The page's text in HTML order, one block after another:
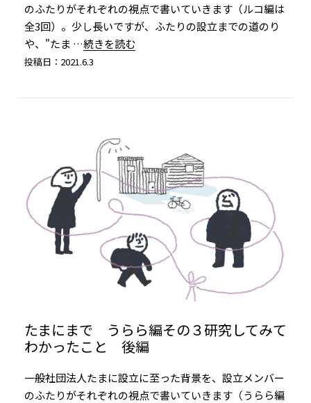
のふたりがそれぞれの視点で書いていきます（ルコ編は
全3回）。少し長いですが、ふたりの設立までの道のり
や、"たま …続きを読む
投稿日：2021.6.3
たまにまで うらら編その３研究してみて
わかったこと 後編
一般社団法人たまに設立に至った背景を、設立メンバー
のふたりがそれぞれの視点で書いていきます（うらら編